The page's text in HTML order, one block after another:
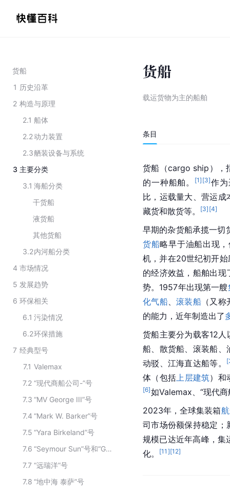
货船
1 历史沿革
2 构造与原理
2.1 船体
2.2动力装置
2.3舾装设备与系统
3 主要分类
3.1 海船分类
干货船
液货船
其他货船
3.2内河船分类
4 市场情况
5 发展趋势
6 环保相关
6.1 污染情况
6.2环保措施
7 经典型号
7.1 Valemax
7.2 “现代商船公司-”号
7.3 “MV George III”号
7.4 “Mark W. Barker”号
7.5 “Yara Birkeland”号
7.6
“Seymour Sun”号和“Grouse Sun”号
7.7 “远瑞洋”号
7.8 “地中海 泰萨”号
货船
载运货物为主的船舶
条目
货船（cargo ship），
的一种船舶。
[1] [3]作
比，运载量大、营运
藏货和散货等。
[3] [4]
早期的杂货船承揽一切
货船略早于油船出现
机，并在20世纪初开
的经济效益，船舶出
势。1957年出现第一艘
化气船、滚装船 （又
的能力，近年制造出了
货船主要分为载客12人
船、散货船、滚装船、
动驳、江海直达船等。
[
体（包括 上层建筑）和
[6]如Valemax、“现代
2023年，全球集装箱
司市场份额保持稳定；
规模已达近年高峰，集
化。
[11 ][12]